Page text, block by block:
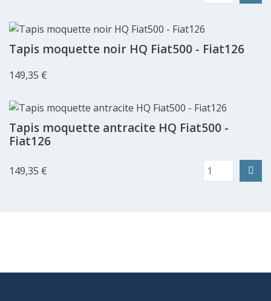
Tapis moquette noir HQ Fiat500 - Fiat126
149,35 €
Tapis moquette antracite HQ Fiat500 -
Fiat126
149,35 €